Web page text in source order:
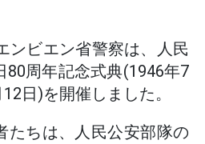
ンビエン省警察は、人民
80周年記念式典(1946年7
日)を開催しました。
たちは、人民公安部隊の